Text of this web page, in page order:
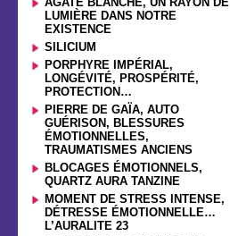
LUMIÈRE DANS NOTRE
EXISTENCE
SILICIUM
PORPHYRE IMPÉRIAL,
LONGÉVITÉ, PROSPÉRITÉ,
PROTECTION…
PIERRE DE GAÏA, AUTO
GUÉRISON, BLESSURES
ÉMOTIONNELLES,
TRAUMATISMES ANCIENS
BLOCAGES ÉMOTIONNELS,
QUARTZ AURA TANZINE
MOMENT DE STRESS INTENSE,
DÉTRESSE ÉMOTIONNELLE…
L’AURALITE 23